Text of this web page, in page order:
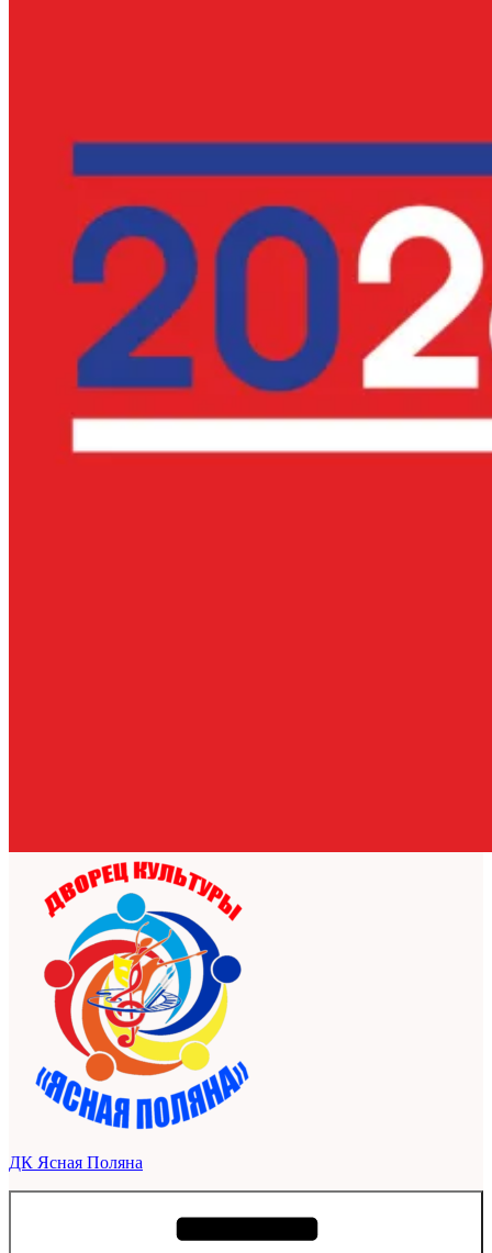
ДК Ясная Поляна